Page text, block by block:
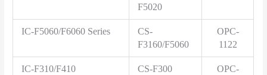
F5020
IC-F5060/F6060 Series
CS-
F3160/F5060
OPC-
1122
IC-F310/F410 CS-F300
OPC-